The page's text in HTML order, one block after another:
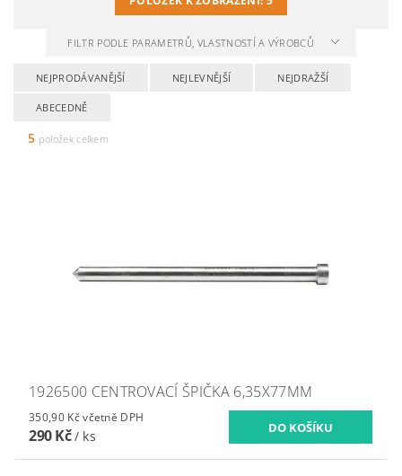
FILTR PODLE PARAMETRŮ, VLASTNOSTÍ A VÝROBCŮ
NEJPRODÁVANĚJŠÍ NEJLEVNĚJŠÍ NEJDRAŽŠÍ
ABECEDNĚ
5 položek celkem
1926500 CENTROVACÍ ŠPIČKA 6,35X77MM
350,90 Kč včetně DPH
290 Kč/ ks